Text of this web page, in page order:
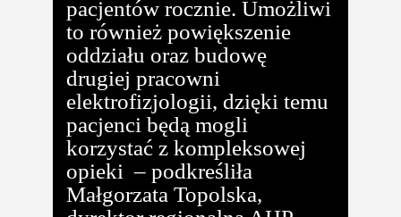
pacjentów rocznie. Umożliwi
to również powiększenie
oddziału oraz budowę
drugiej pracowni
elektrofizjologii, dzięki temu
pacjenci będą mogli
korzystać z kompleksowej
opieki – podkreśliła
Małgorzata Topolska,